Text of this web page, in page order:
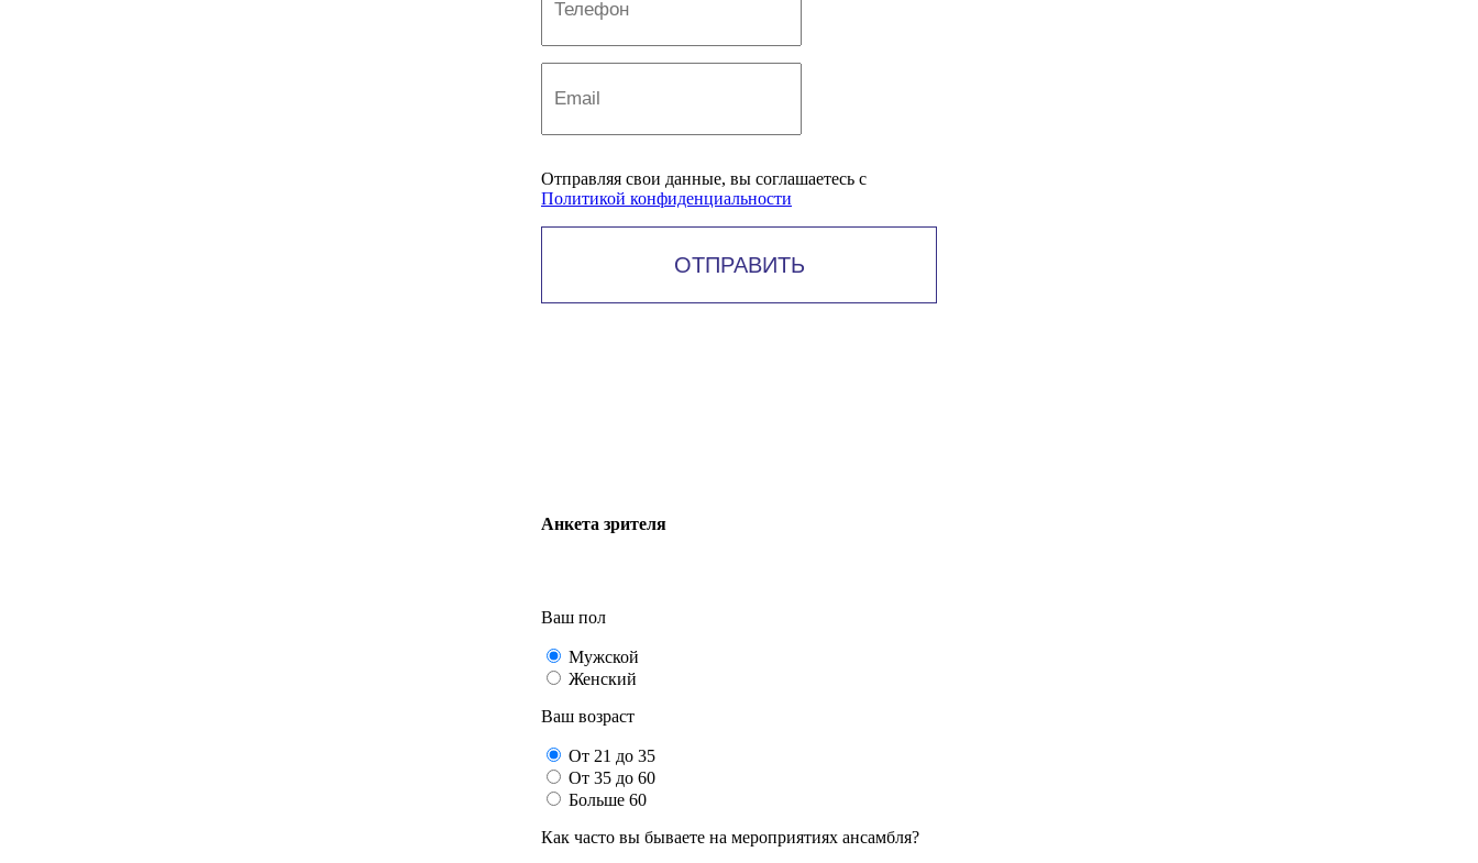
Отправляя свои данные, вы соглашаетесь с
Политикой конфиденциальности
ОТПРАВИТЬ
Анкета зрителя
Ваш пол
Мужской
Женский
Ваш возраст
От 21 до 35
От 35 до 60
Больше 60
Как часто вы бываете на мероприятиях ансамбля?